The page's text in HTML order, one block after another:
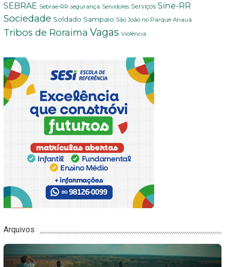
SEBRAE Sebrae-RR segurança Servidores Serviços Sine-RR
Sociedade Soldado Sampaio São João no Parque Anauá
Tribos de Roraima Vagas Violência
Arquivos